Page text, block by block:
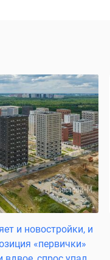
и новостройки, и
«первички»